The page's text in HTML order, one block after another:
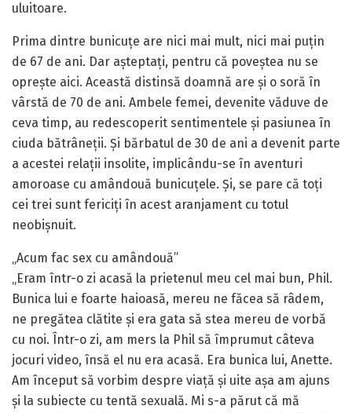
uluitoare.
Prima dintre bunicuțe are nici mai mult, nici mai puțin
de 67 de ani. Dar așteptați, pentru că poveștea nu se
oprește aici. Această distinsă doamnă are și o soră în
vârstă de 70 de ani. Ambele femei, devenite văduve de
ceva timp, au redescoperit sentimentele și pasiunea în
ciuda bătrâneții. Și bărbatul de 30 de ani a devenit parte
a acestei relații insolite, implicându-se în aventuri
amoroase cu amândouă bunicuțele. Și, se pare că toți
cei trei sunt fericiți în acest aranjament cu totul
neobișnuit.
„Acum fac sex cu amândouă”
„Eram într-o zi acasă la prietenul meu cel mai bun, Phil.
Bunica lui e foarte haioasă, mereu ne făcea să râdem,
ne pregătea clătite și era gata să stea mereu de vorbă
cu noi. Într-o zi, am mers la Phil să împrumut câteva
jocuri video, însă el nu era acasă. Era bunica lui, Anette.
Am început să vorbim despre viață și uite așa am ajuns
și la subiecte cu tentă sexuală. Mi s-a părut că mă